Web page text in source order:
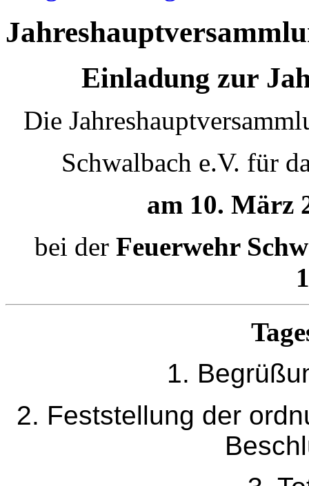
Einladung zur
Die
Schwalbach e.V. für
am 10. März
bei der Feuerwehr
1.
2. Feststellung der